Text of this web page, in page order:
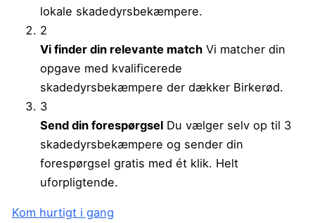
lokale skadedyrsbekæmpere.
2
Vi finder din relevante match Vi matcher din
opgave med kvalificerede
skadedyrsbekæmpere der dækker Birkerød.
3
Send din forespørgsel Du vælger selv op til 3
skadedyrsbekæmpere og sender din
forespørgsel gratis med ét klik. Helt
uforpligtende.
Kom hurtigt i gang